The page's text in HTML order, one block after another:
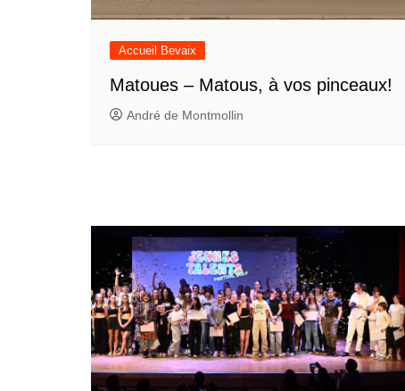
Accueil Bevaix
Matoues – Matous, à vos pinceaux!
André de Montmollin